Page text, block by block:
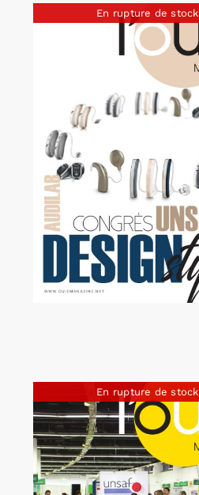
En rupture de stock
En rupture de stock